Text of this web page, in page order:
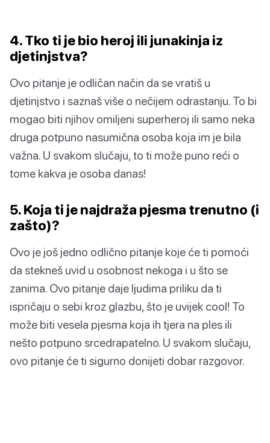
4. Tko ti je bio heroj ili junakinja iz
djetinjstva?
Ovo pitanje je odličan način da se vratiš u
djetinjstvo i saznaš više o nečijem odrastanju. To bi
mogao biti njihov omiljeni superheroj ili samo neka
druga potpuno nasumična osoba koja im je bila
važna. U svakom slučaju, to ti može puno reći o
tome kakva je osoba danas!
5. Koja ti je najdraža pjesma trenutno (i
zašto)?
Ovo je još jedno odlično pitanje koje će ti pomoći
da stekneš uvid u osobnost nekoga i u što se
zanima. Ovo pitanje daje ljudima priliku da ti
ispričaju o sebi kroz glazbu, što je uvijek cool! To
može biti vesela pjesma koja ih tjera na ples ili
nešto potpuno srcedrapatelno. U svakom slučaju,
ovo pitanje će ti sigurno donijeti dobar razgovor.